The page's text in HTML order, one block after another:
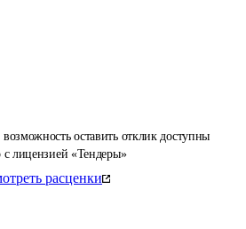
оставить отклик доступны
с лицензией «Тендеры»
расценки